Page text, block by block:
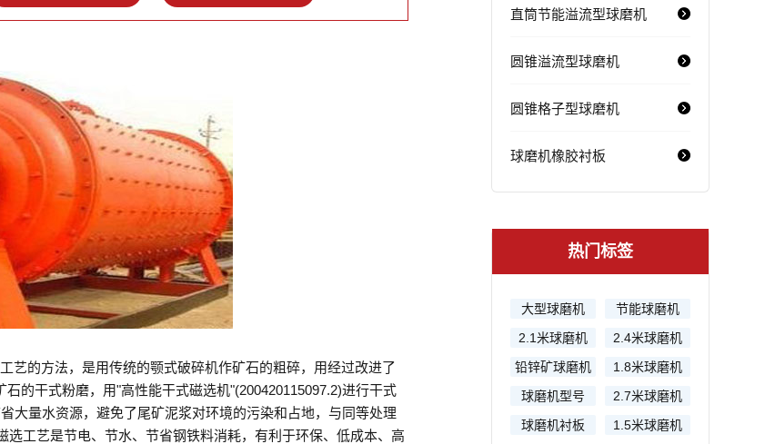
艺的方法，是用传统的颚式破碎机作矿石的粗碎，用经过改进了
的干式粉磨，用"高性能干式磁选机"(200420115097.2)进行干式
大量水资源，避免了尾矿泥浆对环境的污染和占地，与同等处理
工艺是节电、节水、节省钢铁料消耗，有利于环保、低成本、高
直筒节能溢流型球磨机
圆锥溢流型球磨机
圆锥格子型球磨机
球磨机橡胶衬板
热门标签
大型球磨机
节能球磨机
2.1米球磨机
2.4米球磨机
铅锌矿球磨机
1.8米球磨机
球磨机型号
2.7米球磨机
球磨机衬板
1.5米球磨机